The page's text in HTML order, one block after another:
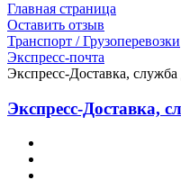
Главная страница
Оставить отзыв
Транспорт / Грузоперевозки
Экспресс-почта
Экспресс-Доставка, служба
Экспресс-Доставка,